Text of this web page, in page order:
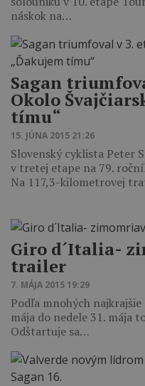
náskok na…
Sagan
Okolo
tímu“
15. JÚNA 2015 21:26
Slovenský cyklista Peter
v tretej etape na 79.
Na 117,3-kilometrovej
Giro d´Italia-
trailer
7. MÁJA 2015 19:29
Podľa mnohých
mája do nedele 31. mája
Odštartuje sa…